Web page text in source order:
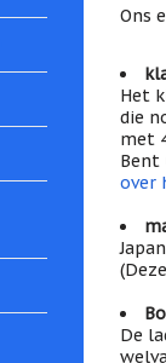
Ons
Het
die
met
Bent
over
De